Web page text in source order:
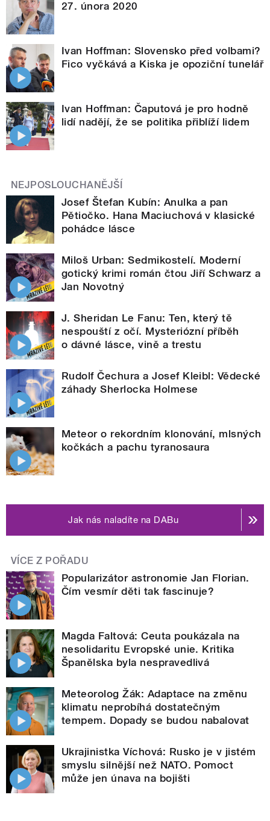
27. února 2020
Ivan Hoffman: Slovensko před volbami?
Fico vyčkává a Kiska je opoziční tunelář
Ivan Hoffman: Čaputová je pro hodně
lidí nadějí, že se politika přiblíží lidem
NEJPOSLOUCHANĚJŠÍ
Josef Štefan Kubín: Anulka a pan
Pětiočko. Hana Maciuchová v klasické
pohádce lásce
Miloš Urban: Sedmikostelí. Moderní
gotický krimi román čtou Jiří Schwarz a
Jan Novotný
J. Sheridan Le Fanu: Ten, který tě
nespouští z očí. Mysteriózní příběh
o dávné lásce, vině a trestu
Rudolf Čechura a Josef Kleibl: Vědecké
záhady Sherlocka Holmese
Meteor o rekordním klonování, mlsných
kočkách a pachu tyranosaura
Jak nás naladíte na DABu
VÍCE Z POŘADU
Popularizátor astronomie Jan Florian.
Čím vesmír děti tak fascinuje?
Magda Faltová: Ceuta poukázala na
nesolidaritu Evropské unie. Kritika
Španělska byla nespravedlivá
Meteorolog Žák: Adaptace na změnu
klimatu neprobíhá dostatečným
tempem. Dopady se budou nabalovat
Ukrajinistka Víchová: Rusko je v jistém
smyslu silnější než NATO. Pomoct
může jen únava na bojišti